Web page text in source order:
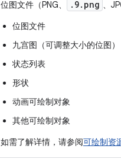
位图文件（PNG、 .9.png 、
位图文件
九宫图（可调整大小的位图）
状态列表
形状
动画可绘制对象
其他可绘制对象
如需了解详情，请参阅可绘制资